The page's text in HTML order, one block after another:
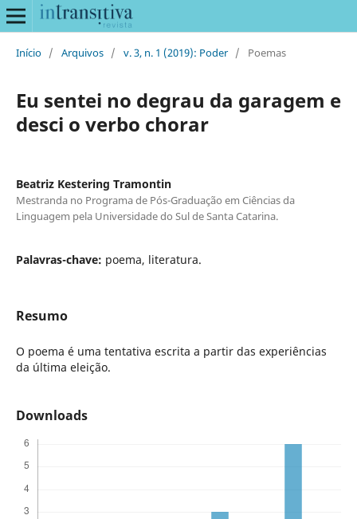
Início / Arquivos / v. 3, n. 1 (2019): Poder / Poemas
Eu sentei no degrau da garagem e
desci o verbo chorar
Beatriz Kestering Tramontin
Mestranda no Programa de Pós-Graduação em Ciências da
Linguagem pela Universidade do Sul de Santa Catarina.
Palavras-chave: poema, literatura.
Resumo
O poema é uma tentativa escrita a partir das experiências
da última eleição.
Downloads